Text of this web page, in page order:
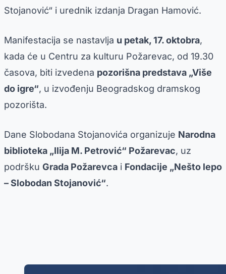
Stojanović“ i urednik izdanja Dragan Hamović.
Manifestacija se nastavlja u petak, 17. oktobra,
kada će u Centru za kulturu Požarevac, od 19.30
časova, biti izvedena pozorišna predstava „Više
do igre“, u izvođenju Beogradskog dramskog
pozorišta.
Dane Slobodana Stojanovića organizuje Narodna
biblioteka „Ilija M. Petrović“ Požarevac, uz
podršku Grada Požarevca i Fondacije „Nešto lepo
– Slobodan Stojanović“.